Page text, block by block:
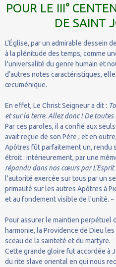
POUR LE III°
DE SAINT
L'Église, par un admirable dessein
à la plénitude des temps, comme
l'universalité du genre humain et
d'autres notes caractéristiques,
œcuménique.
En effet, Le Christ Seigneur a dit :
et sur la terre. Allez donc ! De
Par ces paroles, il a confié aux
avait reçue de son Père ; et en
Apôtres fût parfaitement un, rendu
étroit : intérieurement, par une
répandu dans nos cœurs par L'Esprit
l'autorité exercée sur tous par un
primauté sur les autres Apôtres à
et au fondement visible de l'unité. ~
Pour assurer le maintien perpétuel
harmonie, la Providence de Dieu
sceau de la sainteté et du martyre.
Cette grande gloire fut accordée à
du rite slave oriental en qui nous